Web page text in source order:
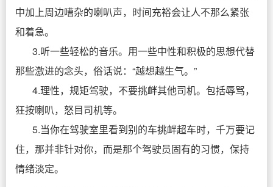
中加上周边嘈杂的喇叭声，时间充裕会让人不那么紧张
和着急。
3.听一些轻松的音乐。用一些中性和积极的思想代替
那些激进的念头，俗话说：“越想越生气。”
4.理性，规矩驾驶，不要挑衅其他司机。包括辱骂，
狂按喇叭，怒目司机等。
5.当你在驾驶室里看到别的车挑衅超车时，千万要记
住，那并非针对你，而是那个驾驶员固有的习惯，保持
情绪淡定。